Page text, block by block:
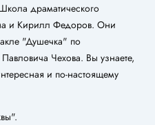
драматического
и Кирилл Федоров. Они
"Душечка" по
Чехова. Вы узнаете,
и по-настоящему